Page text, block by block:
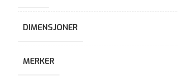
DIMENSJONER
MERKER